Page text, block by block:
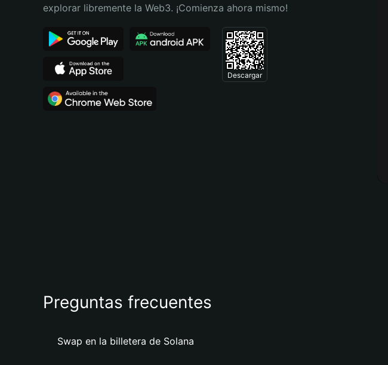
Português (Brasil)
explorar libremente la Web3. ¡Comienza ahora mismo!
Descargar
Preguntas frecuentes
Swap en la billetera de Solana